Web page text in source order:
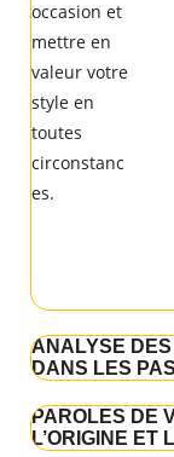
ANALYSE
DANS LES
PAROLES DE
L’ORIGINE ET